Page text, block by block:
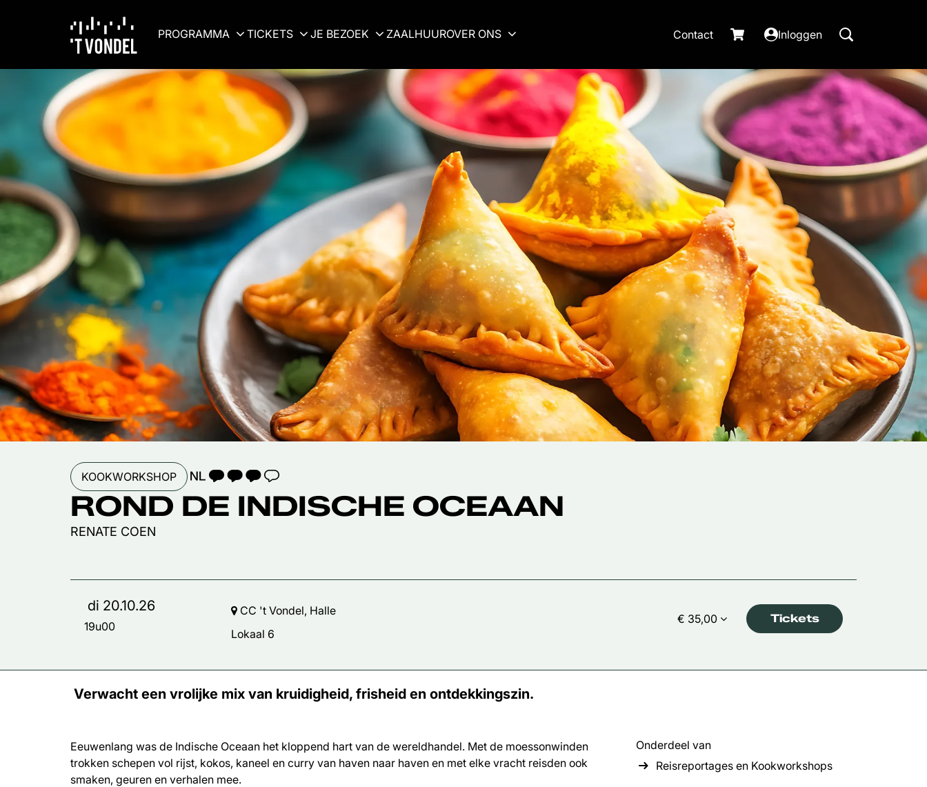
PROGRAMMA TICKETS JE BEZOEK ZAALHUUROVER ONS Contact Inloggen
KOOKWORKSHOP TAALICOON 3
ROND DE INDISCHE OCEAAN
RENATE COEN
di 20.10.26
19u00
CC 't Vondel, Halle
Lokaal 6
€ 35,00 Tickets
Verwacht een vrolijke mix van kruidigheid, frisheid en ontdekkingszin.
Eeuwenlang was de Indische Oceaan het kloppend hart van de wereldhandel. Met de moessonwinden
trokken schepen vol rijst, kokos, kaneel en curry van haven naar haven en met elke vracht reisden ook
smaken, geuren en verhalen mee.
Onderdeel van
Reisreportages en Kookworkshops